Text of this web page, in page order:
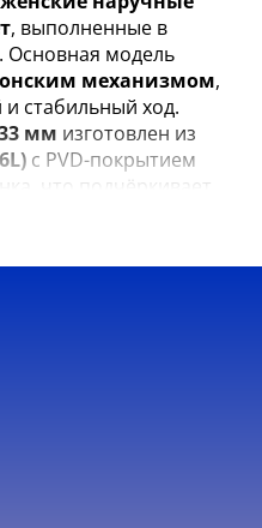
, выполненные в
Основная модель
механизмом,
стабильный ход.
мм изготовлен из
с PVD-покрытием
что подчёркивает
Циферблат
длительной носке.
на запястье, а
делает их
носки.
подарочной
подарком на